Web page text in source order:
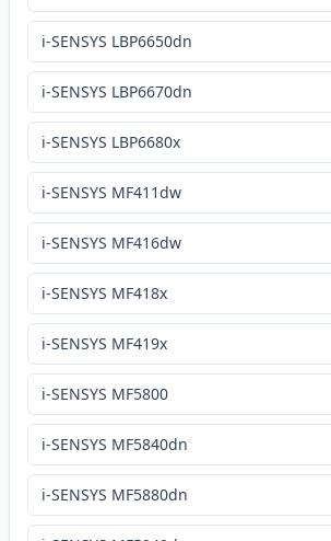
i-SENSYS LBP6650dn
i-SENSYS LBP6670dn
i-SENSYS LBP6680x
i-SENSYS MF411dw
i-SENSYS MF416dw
i-SENSYS MF418x
i-SENSYS MF419x
i-SENSYS MF5800
i-SENSYS MF5840dn
i-SENSYS MF5880dn